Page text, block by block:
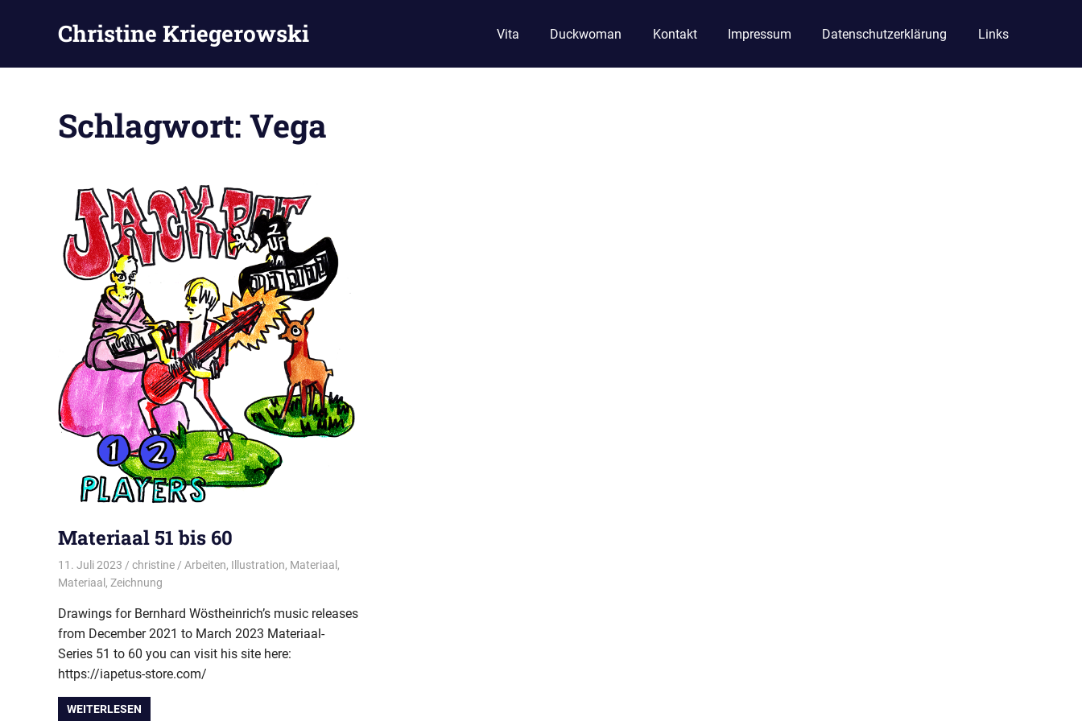
Christine Kriegerowski Vita Duckwoman Kontakt Impressum Datenschutzerklärung Links
Schlagwort: Vega
Materiaal 51 bis 60
11. Juli 2023 christine Arbeiten, Illustration, Materiaal ,
Materiaal , Zeichnung
Drawings for Bernhard Wöstheinrich’s music releases
from December 2021 to March 2023 Materiaal-
Series 51 to 60 you can visit his site here:
https://iapetus-store.com/
WEITERLESEN